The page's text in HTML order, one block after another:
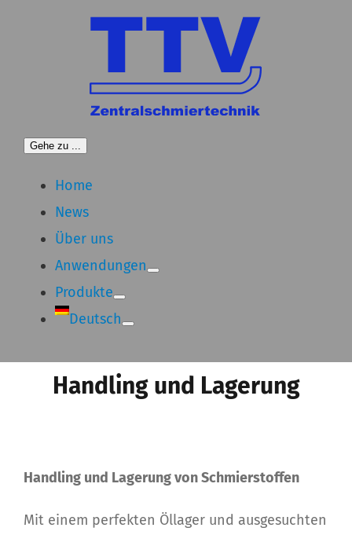
Gehe zu ...
Home
News
Über uns
Anwendungen
Produkte
Deutsch
Handling und Lagerung
Handling und Lagerung von Schmierstoffen
Mit einem perfekten Öllager und ausgesuchten